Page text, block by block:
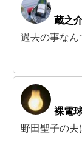
蔵之
過去の事な
裸電
野田聖子の